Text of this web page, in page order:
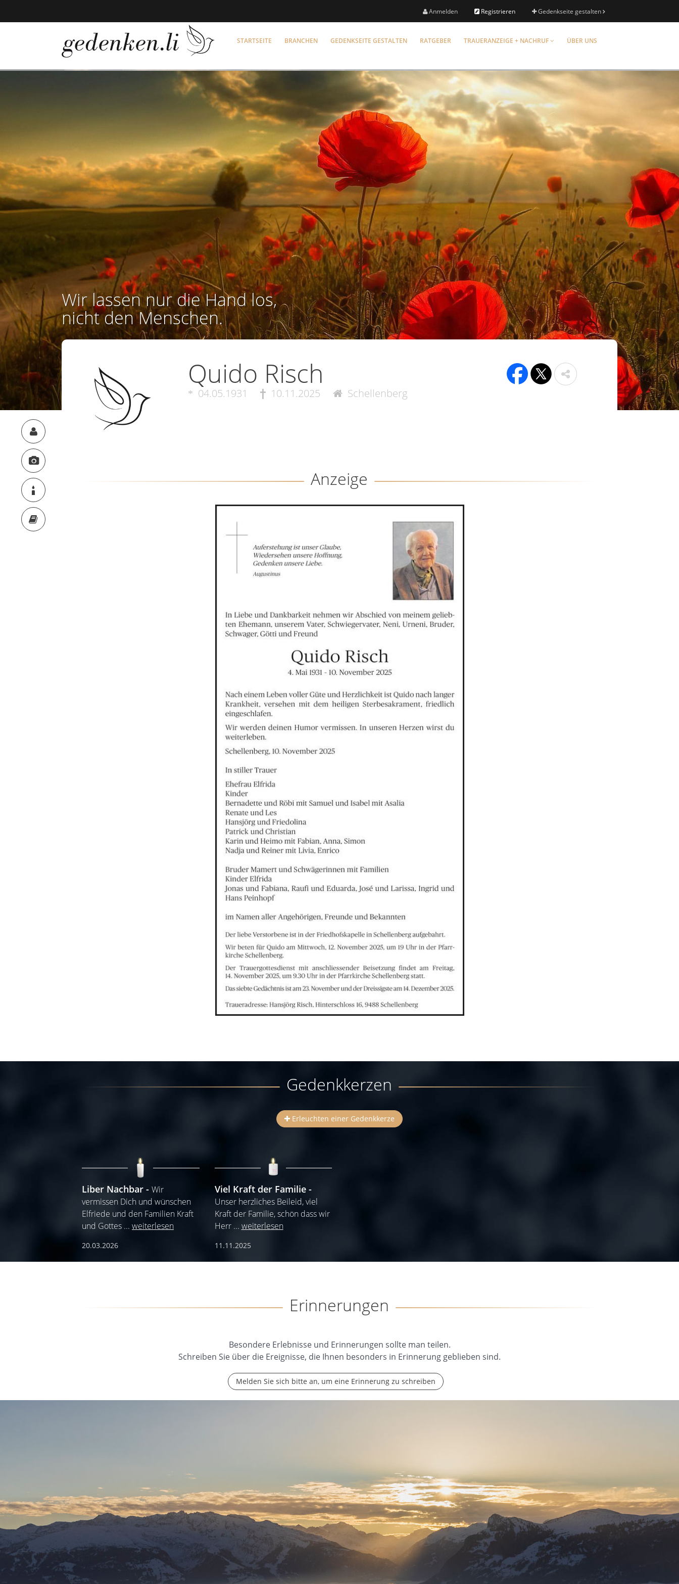
Anmelden Registrieren Gedenkseite gestalten
STARTSEITE BRANCHEN GEDENKSEITE GESTALTEN RATGEBER TRAUERANZEIGE + NACHRUF ÜBER UNS
Wir lassen nur die Hand los,
nicht den Menschen.
Quido Risch
04.05.1931 10.11.2025 Schellenberg
Anzeige
Gedenkkerzen
Erleuchten einer Gedenkkerze
Liber Nachbar
Wir
vermissen Dich und wünschen
Elfriede und den Familien Kraft
und Gottes ... weiterlesen
20.03.2026
Viel Kraft der Familie
Unser herzliches Beileid, viel
Kraft der Familie, schön dass wir
Herr ... weiterlesen
11.11.2025
Erinnerungen
Besondere Erlebnisse und Erinnerungen sollte man teilen.
Schreiben Sie über die Ereignisse, die Ihnen besonders in Erinnerung geblieben sind.
Melden Sie sich bitte an, um eine Erinnerung zu schreiben